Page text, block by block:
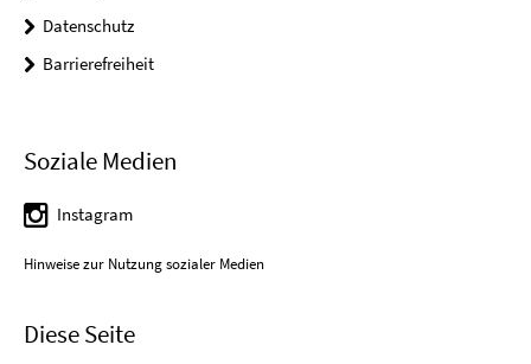
Datenschutz
Barrierefreiheit
Soziale Medien
Instagram
Hinweise zur Nutzung sozialer Medien
Diese Seite